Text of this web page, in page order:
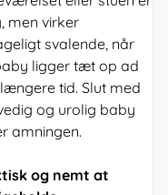
men virker
svalende, når
ligger tæt op ad
tid. Slut med
og urolig baby
amningen.
og nemt at